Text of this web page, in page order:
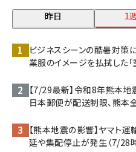
昨日 1
ビジネスシーンの酷暑対策に
業服のイメージを払拭した
【7/29最新】令和8年熊本地
日本郵便が配送制限、熊本
【熊本地震の影響】ヤマト
延や集配停止が発生（7/28